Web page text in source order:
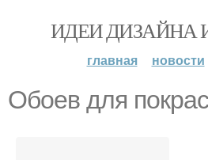
ИДЕИ ДИЗАЙНА
главная новости
Обоев для